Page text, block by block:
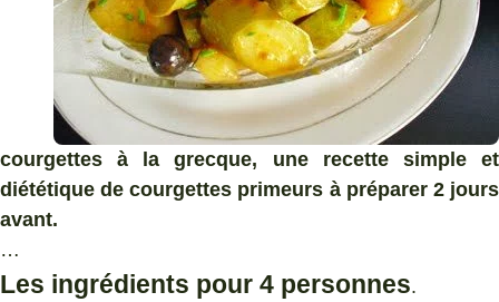
courgettes à la grecque, une recette simple et
diététique de courgettes primeurs à préparer 2 jours
avant.
…
Les ingrédients pour 4 personnes.